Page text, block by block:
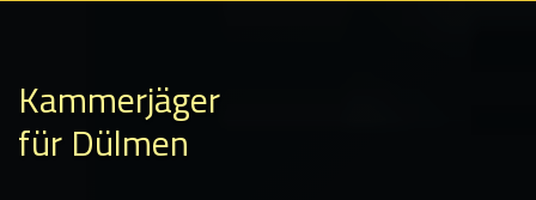
Kammerjäger
für Dülmen